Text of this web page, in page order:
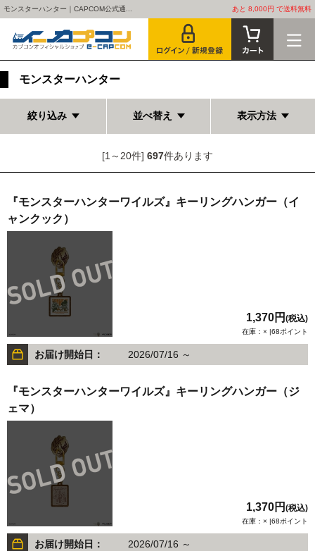
モンスターハンター｜CAPCOM公式通... あと 8,000円 で送料無料
モンスターハンター
絞り込み 並べ替え 表示方法
[1～20件] 697件あります
『モンスターハンターワイルズ』キーリングハンガー（イ
ャンクック）
1,370円 (税込)
在庫：× |68ポイント
お届け開始日： 2026/07/16 ～
『モンスターハンターワイルズ』キーリングハンガー（ジ
ェマ）
1,370円 (税込)
在庫：× |68ポイント
お届け開始日： 2026/07/16 ～